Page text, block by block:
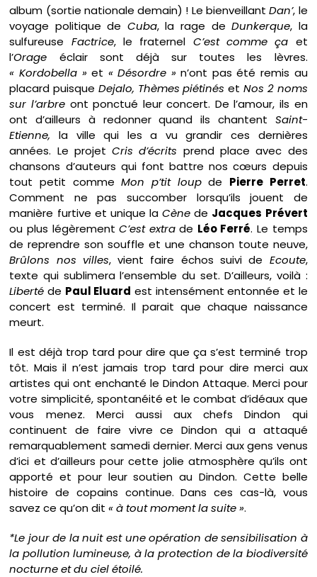
album (sortie nationale demain) ! Le bienveillantDan’, le
voyage politique de Cuba, la rage deDunkerque, la
sulfureuse Factrice, le fraternel C’est comme ça et
l’Orage éclair sont déjà sur toutes les lèvres.
« Kordobella »et « Désordre »n’ont pas été remis au
placard puisque Dejalo, Thèmes piétinés etNos 2 noms
sur l’arbre ont ponctué leur concert. De l’amour, ils en
ont d’ailleurs à redonner quand ils chantent Saint-
Etienne, la ville qui les a vu grandir ces dernières
années. Le projetCris d’écrits prend place avec des
chansons d’auteurs qui font battre nos cœurs depuis
tout petit commeMon p’tit loupde Pierre Perret.
Comment ne pas succomber lorsqu’ils jouent de
manière furtive et unique laCène de Jacques Prévert
ou plus légèrementC’est extrade Léo Ferré. Le temps
de reprendre son souffle et une chanson toute neuve,
Brûlons nos villes, vient faire échos suivi de Ecoute,
texte qui sublimera l’ensemble du set. D’ailleurs, voilà :
Liberté de Paul Eluard est intensément entonnée et le
concert est terminé. Il parait que chaque naissance
meurt.
Il est déjà trop tard pour dire que ça s’est terminé trop
tôt. Mais il n’est jamais trop tard pour dire merci aux
artistes qui ont enchanté le Dindon Attaque. Merci pour
votre simplicité, spontanéité et le combat d’idéaux que
vous menez. Merci aussi aux chefs Dindon qui
continuent de faire vivre ce Dindon qui a attaqué
remarquablement samedi dernier. Merci aux gens venus
d’ici et d’ailleurs pour cette jolie atmosphère qu’ils ont
apporté et pour leur soutien au Dindon. Cette belle
histoire de copains continue. Dans ces cas-là, vous
savez ce qu’on dit« à tout moment la suite ».
*Le jour de la nuit est une opération de sensibilisation à
la pollution lumineuse, à la protection de la biodiversité
nocturne et du ciel étoilé.